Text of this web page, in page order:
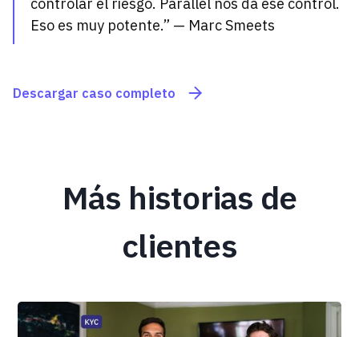
Eso es muy potente.” — Marc Smeets
Descargar caso completo
Más historias de
clientes